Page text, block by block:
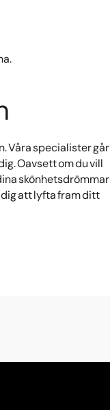
Våra specialister går
Oavsett om du vill
skönhetsdrömmar
dig att lyfta fram ditt